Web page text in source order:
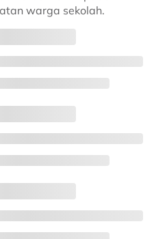
warga sekolah.